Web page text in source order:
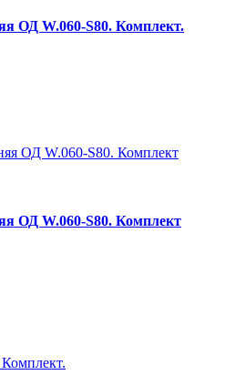
ОД W.060-S80. Комплект.
ОД W.060-S80. Комплект